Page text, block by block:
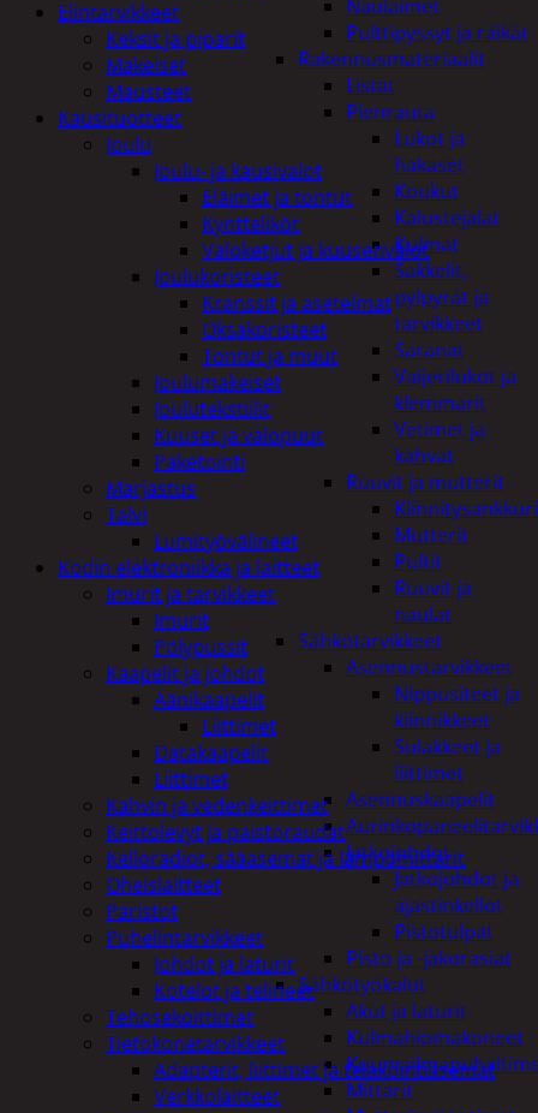
Naulaimet
Pulttipyssyt ja räikät
Rakennusmateriaalit
Listat
Pienrauta
Lukot ja
hakaset
Koukut
Kalustejalat
Kulmat
Sakkelit,
pylpyrät ja
tarvikkeet
Saranat
Vaijerilukot ja
klemmarit
Vetimet ja
kahvat
Ruuvit ja mutterit
Mutterit
Pultit
Ruuvit ja
naulat
Sähkötarvikkeet
Asennustarvikkeet
Nippusiteet ja
kiinnikkeet
Sulakkeet ja
liittimet
Asennuskaapelit
Jatkojohdot
Jatkojohdot ja
ajastinkellot
Pistotulpat
Pisto ja -jakorasiat
Sähkötyökalut
Akut ja laturit
Kulmahiomakoneet
Mittarit
Elintarvikkeet
Keksit ja piparit
Makeiset
Mausteet
Kausituotteet
Joulu
Joulu- ja kausivalot
Eläimet ja tontut
Kyntteliköt
Valoketjut ja kuusenvalot
Joulukoristeet
Kranssit ja asetelmat
Oksakoristeet
Tontut ja muut
Joulumakeiset
Joulutekstiilit
Kuuset ja valopuut
Paketointi
Marjastus
Talvi
Lumityövälineet
Kodin elektroniikka ja laitteet
Imurit ja tarvikkeet
Imurit
Pölypussit
Kaapelit ja johdot
Äänikaapelit
Liittimet
Datakaapelit
Liittimet
Kahvin ja vedenkeittimet
Keittolevyt ja paistoraudat
Kelloradiot, sääasemat ja lämpömittarit
Oheislaitteet
Paristot
Puhelintarvikkeet
Johdot ja laturit
Kotelot ja telineet
Tehosekoittimet
Tietokonetarvikkeet
Adapterit, liittimet ja telakointiasemat
Verkkolaitteet